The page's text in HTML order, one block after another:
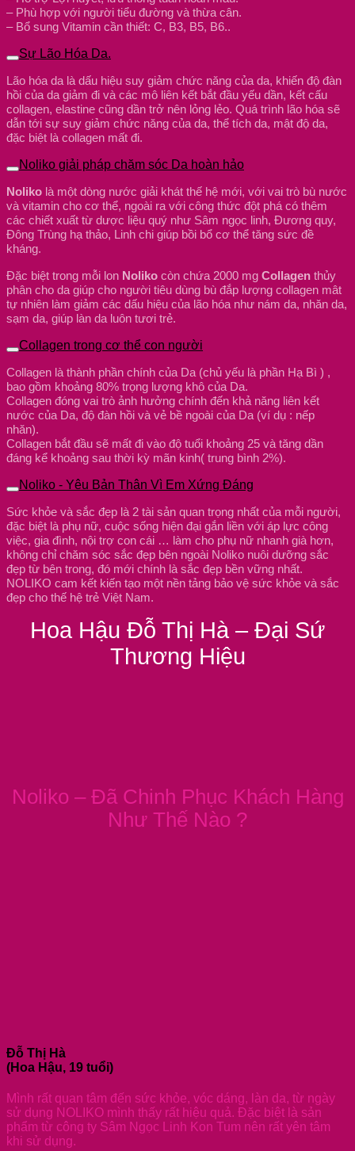
– Phù hợp với người tiểu đường và thừa cân.
– Bổ sung Vitamin cần thiết: C, B3, B5, B6..
Sự Lão Hóa Da.
Lão hóa da là dấu hiệu suy giảm chức năng của da, khiến độ đàn
hồi của da giảm đi và các mô liên kết bắt đầu yếu dần, kết cấu
collagen, elastine cũng dần trở nên lỏng lẻo. Quá trình lão hóa sẽ
dẫn tới sự suy giảm chức năng của da, thể tích da, mật độ da,
đặc biệt là collagen mất đi.
Noliko giải pháp chăm sóc Da hoàn hảo
Noliko là một dòng nước giải khát thế hệ mới, với vai trò bù nước
và vitamin cho cơ thể, ngoài ra với công thức đột phá có thêm
các chiết xuất từ dược liệu quý như Sâm ngọc linh, Đương quy,
Đông Trùng hạ thảo, Linh chi giúp bồi bổ cơ thể tăng sức đề
kháng.
Đặc biệt trong mỗi lon Noliko còn chứa 2000 mg Collagen thủy
phân cho da giúp cho người tiêu dùng bù đắp lượng collagen mât
tự nhiên làm giảm các dấu hiệu của lão hóa như nám da, nhăn da,
sạm da, giúp làn da luôn tươi trẻ.
Collagen trong cơ thể con người
Collagen là thành phần chính của Da (chủ yếu là phần Hạ Bì ) ,
bao gồm khoảng 80% trọng lượng khô của Da.
Collagen đóng vai trò ảnh hưởng chính đến khả năng liên kết
nước của Da, độ đàn hồi và vẻ bề ngoài của Da (ví dụ : nếp
nhăn).
Collagen bắt đầu sẽ mất đi vào độ tuổi khoảng 25 và tăng dần
đáng kể khoảng sau thời kỳ mãn kinh( trung bình 2%).
Noliko - Yêu Bản Thân Vì Em Xứng Đáng
Sức khỏe và sắc đẹp là 2 tài sản quan trọng nhất của mỗi người,
đặc biệt là phụ nữ, cuộc sống hiện đại gắn liền với áp lực công
việc, gia đình, nội trợ con cái … làm cho phụ nữ nhanh già hơn,
không chỉ chăm sóc sắc đẹp bên ngoài Noliko nuôi dưỡng sắc
đẹp từ bên trong, đó mới chính là sắc đẹp bền vững nhất.
NOLIKO cam kết kiến tạo một nền tảng bảo vệ sức khỏe và sắc
đẹp cho thế hệ trẻ Việt Nam.
Hoa Hậu Đỗ Thị Hà – Đại Sứ
Thương Hiệu
Noliko – Đã Chinh Phục Khách Hàng
Như Thế Nào ?
Đỗ Thị Hà
(Hoa Hậu, 19 tuổi)
Mình rất quan tâm đến sức khỏe, vóc dáng, làn da, từ ngày
sử dụng NOLIKO mình thấy rất hiệu quả. Đặc biệt là sản
phẩm từ công ty Sâm Ngọc Linh Kon Tum nên rất yên tâm
khi sử dụng.